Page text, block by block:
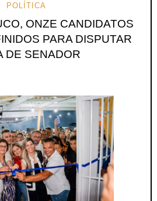
POLÍTICA
ONZE CANDIDATOS
PARA DISPUTAR
DE SENADOR